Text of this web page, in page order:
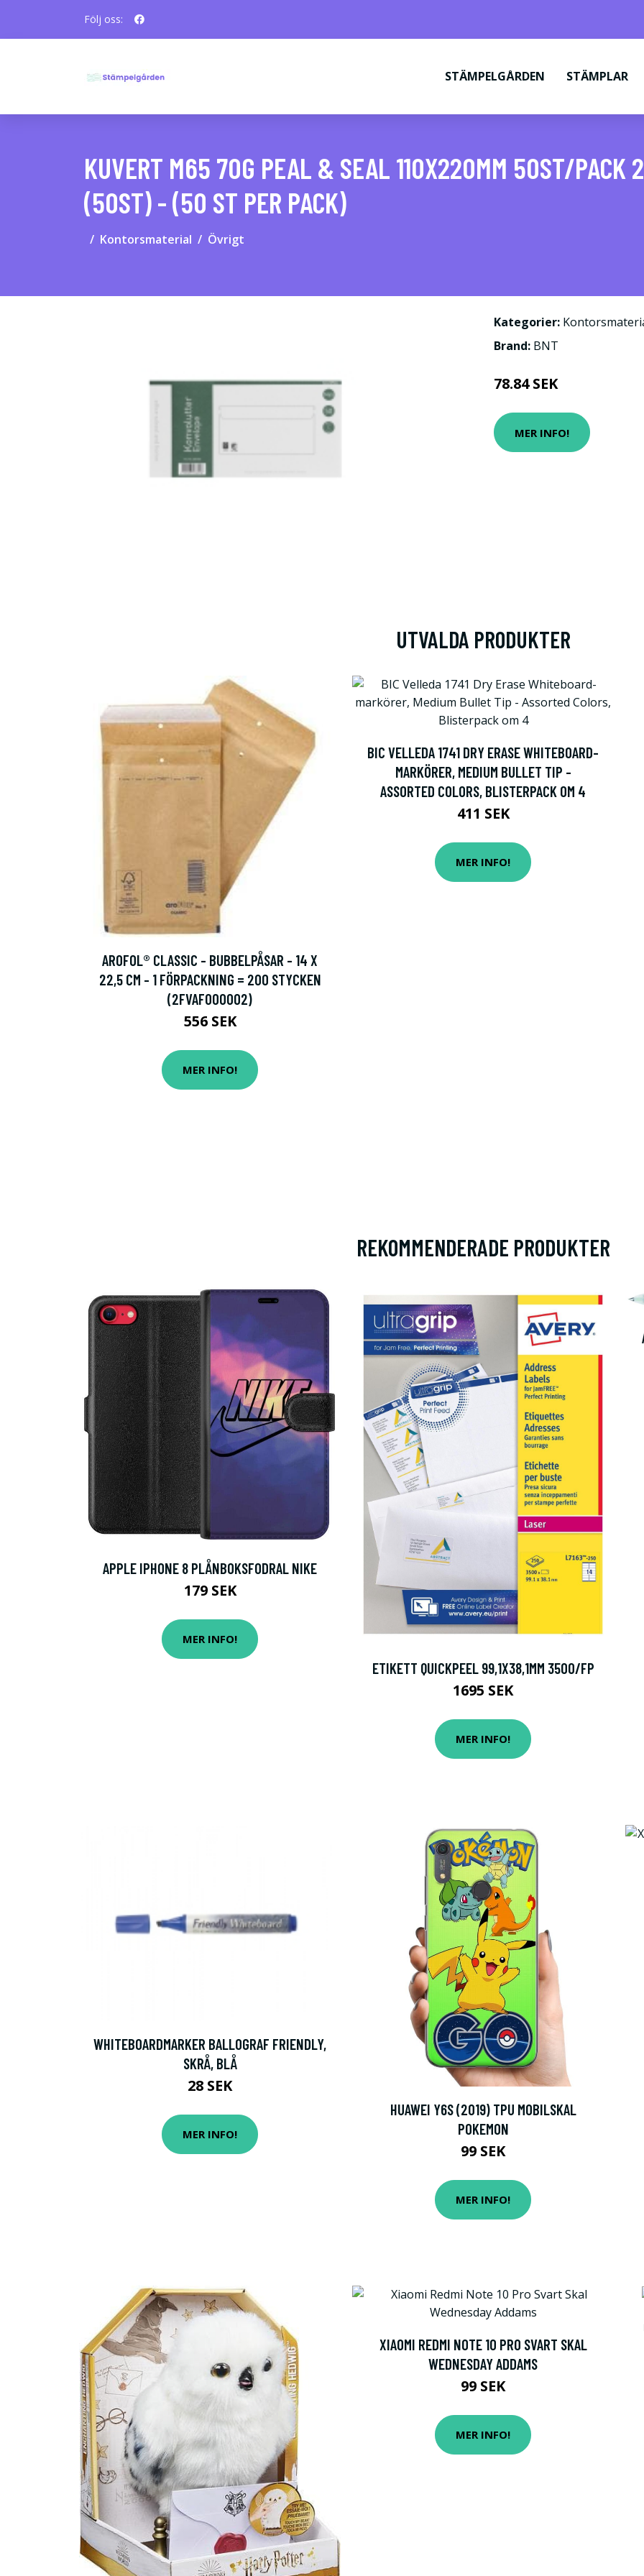
Följ oss:
STÄMPELGÅRDEN STÄMPLAR
KUVERT M65 70G PEAL & SEAL 110X220MM 50ST/PACK
(50ST) - (50 ST PER PACK)
Kontorsmaterial Övrigt
Kategorier:
Brand: BNT
78.84 SEK
MER INFO!
UTVALDA PRODUKTER
AROFOL® CLASSIC - BUBBELPÅSAR - 14 X
22,5 CM - 1 FÖRPACKNING = 200 STYCKEN
(2FVAF000002)
556 SEK
MER INFO!
BIC VELLEDA 1741 DRY ERASE WHITEBOARD-
MARKÖRER, MEDIUM BULLET TIP -
ASSORTED COLORS, BLISTERPACK OM 4
411 SEK
MER INFO!
REKOMMENDERADE PRODUKTER
APPLE IPHONE 8 PLÅNBOKSFODRAL NIKE
179 SEK
MER INFO!
ETIKETT QUICKPEEL 99,1X38,1MM 3500/FP
1695 SEK
MER INFO!
WHITEBOARDMARKER BALLOGRAF FRIENDLY,
SKRÅ, BLÅ
28 SEK
MER INFO!
HUAWEI Y6S (2019) TPU MOBILSKAL
POKEMON
99 SEK
MER INFO!
XIAOMI REDMI NOTE 10 PRO SVART SKAL
WEDNESDAY ADDAMS
99 SEK
MER INFO!